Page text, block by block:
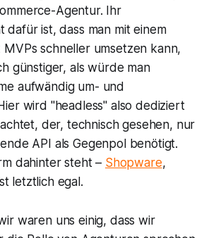
Agentur. Ihr
dafür ist, dass man mit einem
MVPs schneller umsetzen kann,
günstiger, als würde man
aufwändig um- und
wird "headless" also dediziert
der, technisch gesehen, nur
API als Gegenpol benötigt.
dahinter steht – Shopware,
letztlich egal.
waren uns einig, dass wir